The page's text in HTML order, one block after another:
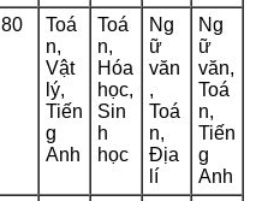
80
Toá
n,
Vật
lý,
Tiến
g
Anh
Toá
n,
Hóa
học,
Sin
h
học
Ng
ữ
văn
,
Toá
n,
Địa
lí
Ng
ữ
văn,
Toá
n,
Tiến
g
Anh